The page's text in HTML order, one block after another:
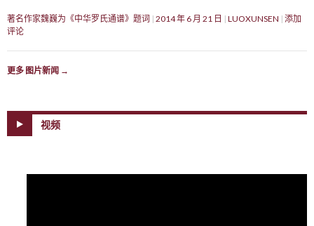
著名作家魏巍为《中华罗氏通谱》题词 2014 年 6 月 21 日 LUOXUNSEN 添加
评论
更多 图片新闻 →
视频